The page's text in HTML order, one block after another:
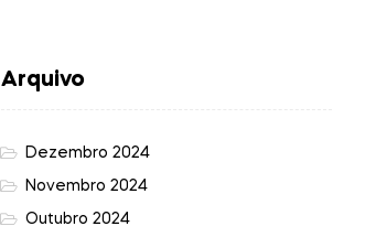
Arquivo
Dezembro 2024
Novembro 2024
Outubro 2024